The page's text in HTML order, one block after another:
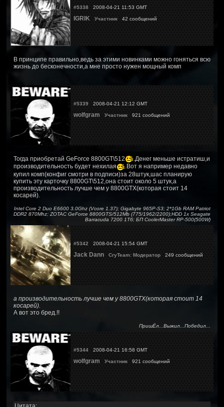
#5338 2008-04-21 11:53 GMT
IGRIK Участник 42 сообщений
В принципе правильно,ведь за этими новинками можно гоняться всю
жизнь до бесконечности,а мне просто нужен мощный комп
#5339 2008-04-21 12:12 GMT
wolfgram Участник 921 сообщений
Тогда приобретай GeForce 8800GT\512
.Денег меньше истратиш,и
производительность будет нехилая
.Вот я например недавно
купил комп(конфиг смотри в подписи)за 28штук,шас планирую
купить эту карточку 8800GT\512,она стоит около 5 штук,а
производительность лучше чем у 8800GTX(которая стоит 14
косарей).
Intel Core 2 Duo E6600 3.0Ghz (Vcore 1.37); Gigabyte 965P-S3; 2*1Gb RAM Patriot
DDR2 870Mhz; ZOTAC GeForce 8800GTS/512Mb (775/1962/2200);HDD 1x Seagate
Barracuda 7200 1Тб; БП CoolerMaster RP-500(500W)
#5342 2008-04-21 15:54 GMT
Jack Dann CryTeam: Модератор 249 сообщений
а производительность лучше чем у 8800GTX(которая стоит 14
косарей).
А вот это бред.!!
ПришЁл...Выжил...Победил...
#5344 2008-04-21 16:58 GMT
wolfgram Участник 921 сообщений